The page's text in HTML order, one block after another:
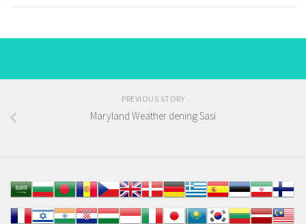
PREVIOUS STORY
Maryland Weather dening Sasi